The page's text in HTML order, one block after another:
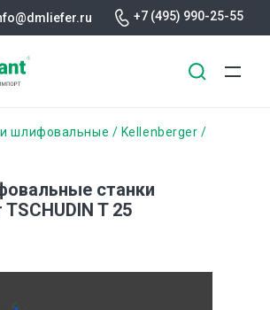
+7 (495) 990-25-55
шлифовальные
Kellenberger
станки
T 25